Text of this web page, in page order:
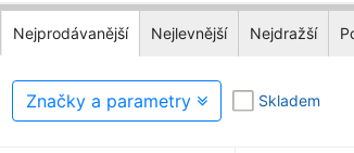
Nejprodávanější Nejlevnější Nejdražší
Značky a parametry Skladem